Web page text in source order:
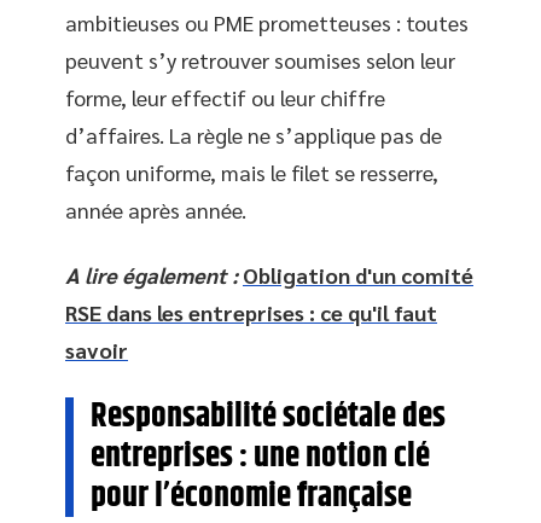
ambitieuses ou PME prometteuses : toutes
peuvent s’y retrouver soumises selon leur
forme, leur effectif ou leur chiffre
d’affaires. La règle ne s’applique pas de
façon uniforme, mais le filet se resserre,
année après année.
A lire également : Obligation d'un comité
RSE dans les entreprises : ce qu'il faut
savoir
Responsabilité sociétale des
entreprises : une notion clé
pour l’économie française